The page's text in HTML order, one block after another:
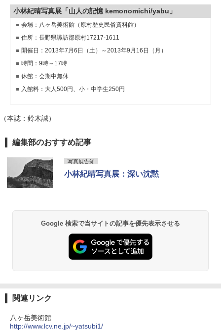
小林紀晴写真展「山人の記憶 kemonomichi/yabu」
会場：八ヶ岳美術館（原村歴史民俗資料館）
住所：長野県諏訪郡原村17217-1611
開催日：2013年7月6日（土）～2013年9月16日（月）
時間：9時～17時
休館：会期中無休
入館料：大人500円、小・中学生250円
（本誌：鈴木誠）
編集部のおすすめ記事
写真展告知
小林紀晴写真展：深い沈黙
Google 検索で当サイトの記事を優先表示させる
関連リンク
八ヶ岳美術館
http://www.lcv.ne.jp/~yatsubi1/